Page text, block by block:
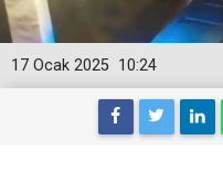
10:24
17 Ocak 2025